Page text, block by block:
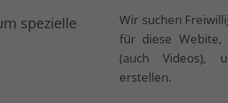
spezielle
Wir suchen
für diese Webite,
(auch Videos),
erstellen.